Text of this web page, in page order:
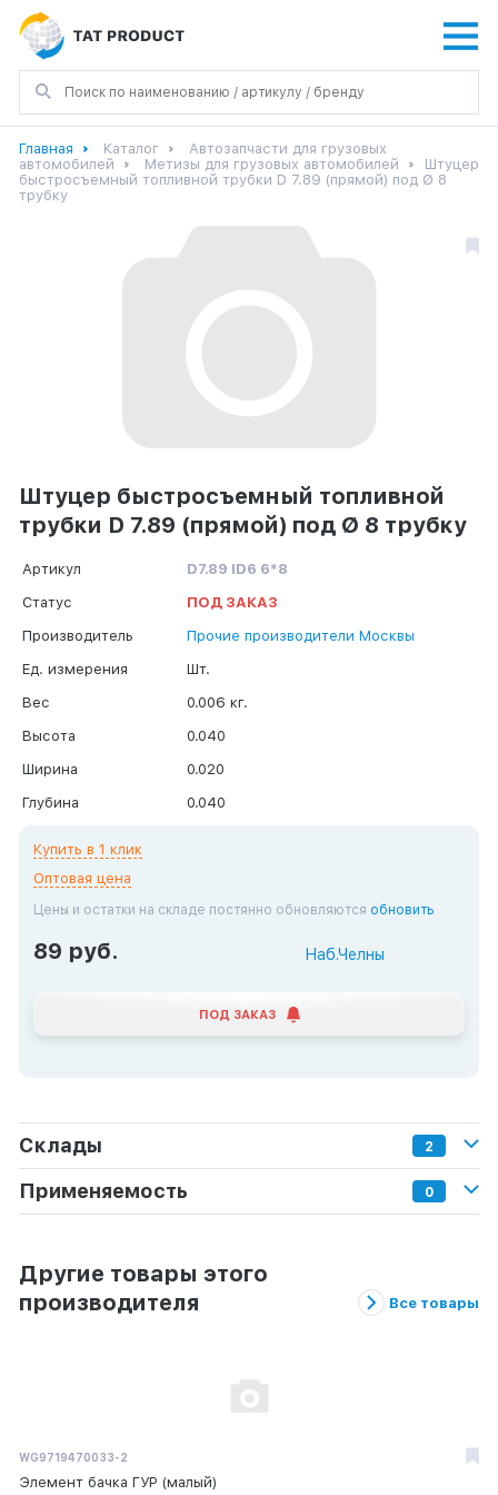
Главная Каталог
Автозапчасти для грузовых
автомобилей
Метизы для грузовых автомобилей
Штуцер
быстросъемный топливной трубки D 7.89 (прямой) под Ø 8
трубку
Штуцер быстросъемный топливной
трубки D 7.89 (прямой) под Ø 8 трубку
Артикул
D7.89 ID6 6*8
Статус
ПОД ЗАКАЗ
Производитель
Прочие производители Москвы
Ед. измерения
Шт.
Вес
0.006 кг.
Высота
0.040
Ширина
0.020
Глубина
0.040
Купить в 1 клик
Оптовая цена
Цены и остатки на складе постянно обновляются обновить
89 руб. Наб.Челны
ПОД ЗАКАЗ
Склады 2
Применяемость 0
Другие товары этого
производителя
WG9719470033-2
Элемент бачка ГУР (малый)
Шуруп сантех. GL6х40(глухарь) (200шт)
Саморезы универсальные SG 6х60 желтые 200шт)
Все товары